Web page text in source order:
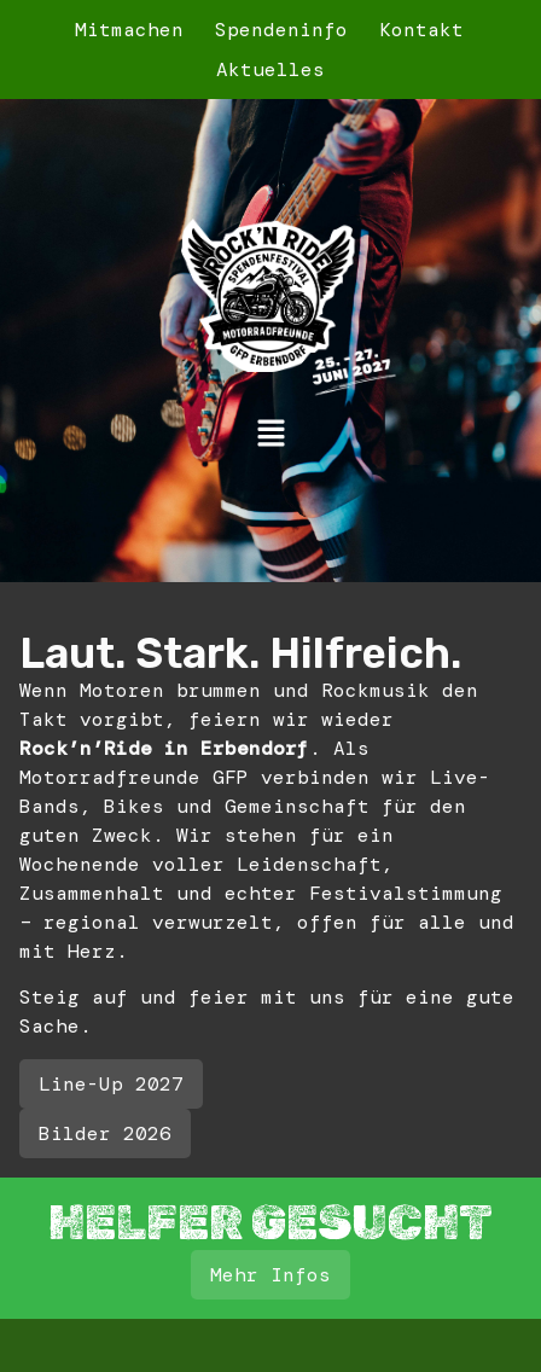
Mitmachen Spendeninfo
Kontakt
Aktuelles
Laut. Stark. Hilfreich.
Wenn Motoren brummen und Rockmusik den
Takt vorgibt, feiern wir wieder
Rock’n’Ride in Erbendorf . Als
Motorradfreunde GFP verbinden wir Live-
Bands, Bikes und Gemeinschaft für den
guten Zweck. Wir stehen für ein
Wochenende voller Leidenschaft,
Zusammenhalt und echter Festivalstimmung
– regional verwurzelt, offen für alle und
mit Herz.
Steig auf und feier mit uns für eine gute
Sache.
Line-Up 2027
Bilder 2026
HELFER GESUCHT
Mehr Infos